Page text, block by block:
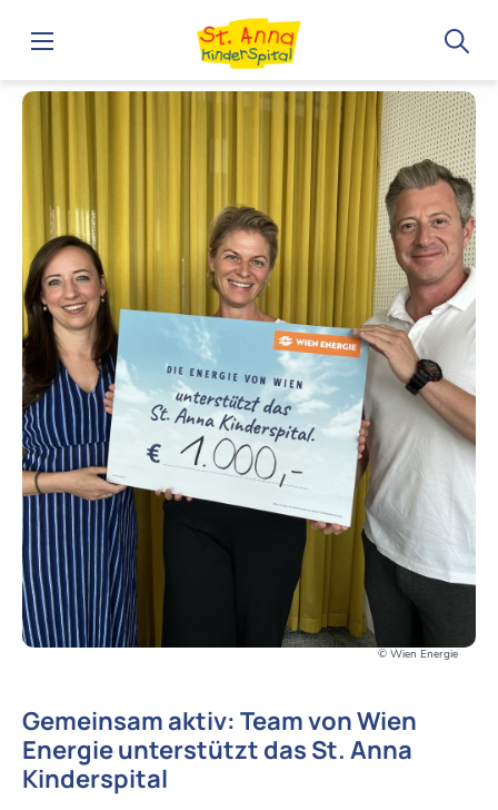
Gemeinsam aktiv: Team von Wien Energie
© Wien Energie
Gemeinsam aktiv: Team von Wien
Energie unterstützt das St. Anna
Kinderspital